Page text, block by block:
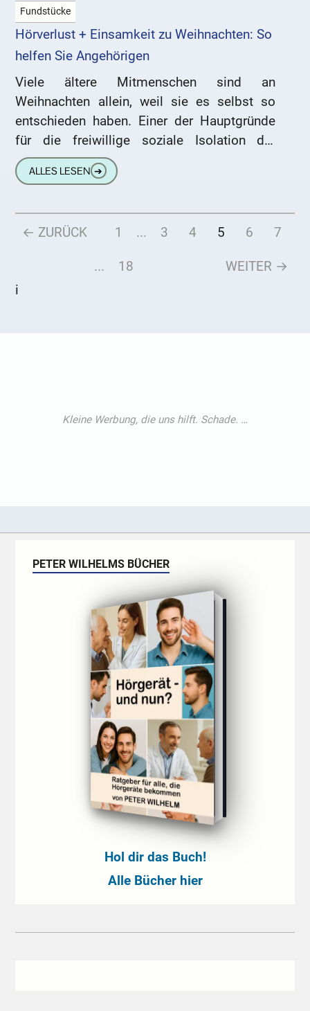
Fundstücke
Hörverlust + Einsamkeit zu Weihnachten: So
helfen Sie Angehörigen
Viele ältere Mitmenschen sind an
Weihnachten allein, weil sie es selbst so
entschieden haben. Einer der Hauptgründe
für die freiwillige soziale Isolation der
älteren Generation ist die Hektik und der
ALLES LESEN ➔
← ZURÜCK 1 ... 3 4 5 6 7
... 18
WEITER →
i
PETER WILHELMS BÜCHER
Hol dir das Buch!
Alle Bücher hier